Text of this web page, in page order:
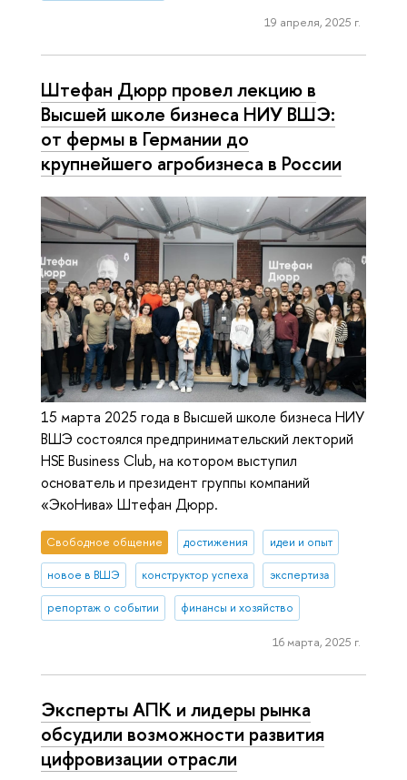
19 апреля, 2025 г.
Штефан Дюрр провел лекцию в
Высшей школе бизнеса НИУ ВШЭ:
от фермы в Германии до
крупнейшего агробизнеса в России
15 марта 2025 года в Высшей школе бизнеса НИУ
ВШЭ состоялся предпринимательский лекторий
HSE Business Club, на котором выступил
основатель и президент группы компаний
«ЭкоНива» Штефан Дюрр.
Свободное общение достижения идеи и опыт
новое в ВШЭ конструктор успеха экспертиза
репортаж о событии финансы и хозяйство
16 марта, 2025 г.
Эксперты АПК и лидеры рынка
обсудили возможности развития
цифровизации отрасли